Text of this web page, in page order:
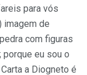
para vós
imagem de
com figuras
porque eu sou o
a Diogneto é